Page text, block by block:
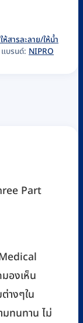
สารละลาย/ให้น้ำ
แบรนด์: NIPRO
Part
องเห็น
างๆใน
มทนทาน ไม่